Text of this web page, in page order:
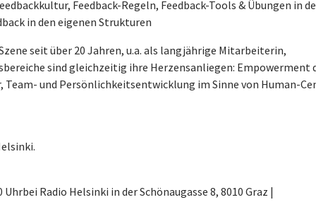
Feedback-Regeln, Feedback-Tools & Übungen in
in den eigenen Strukturen
seit über 20 Jahren, u.a. als langjährige Mitarbeiterin,
sind gleichzeitig ihre Herzensanliegen: Empowerment
und Persönlichkeitsentwicklung im Sinne von Human-
Uhrbei Radio Helsinki in der Schönaugasse 8, 8010 Graz |